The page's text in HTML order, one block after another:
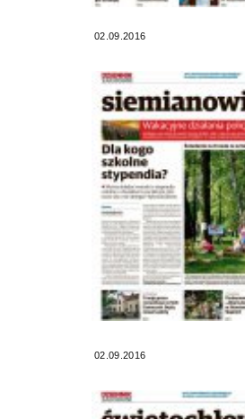
02.09.2016
02.09.2016